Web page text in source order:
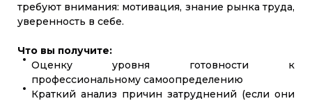
требуют внимания: мотивация, знание рынка труда,
уверенность в себе.
Что вы получите:
Оценку уровня готовности к
профессиональному самоопределению
Краткий анализ причин затруднений (если они